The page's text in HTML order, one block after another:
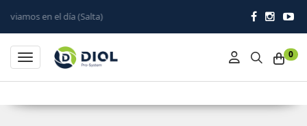
0
Toggle navigation